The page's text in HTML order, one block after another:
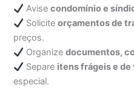
Avisecondomínio e
Soliciteorçamentos de
preços.
Organizedocumentos,
Separe itens frágeis e de
especial.